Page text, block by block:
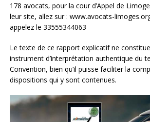
178 avocats, pour la cour d’Appel de
leur site, allez sur : www.avocats-
appelez le 33555344063
Le texte de ce rapport explicatif ne
instrument d’interprétation authentique du
Convention, bien qu’il puisse faciliter la
dispositions qui y sont contenues.